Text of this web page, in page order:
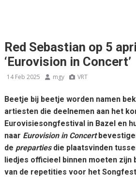
Red Sebastian op 5
‘Eurovision in Concert’
14 Feb 2025 mgy VRT
Beetje bij beetje worden namen
artiesten die deelnemen aan het
Eurovisiesongfestival in Bazel en
naar Eurovision in Concert
de prepartiesdie plaatsvinden
liedjes officieel binnen moeten zijn
van de repetities voor het